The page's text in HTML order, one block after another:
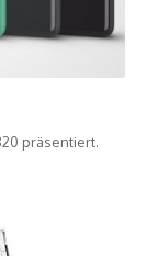
präsentiert.